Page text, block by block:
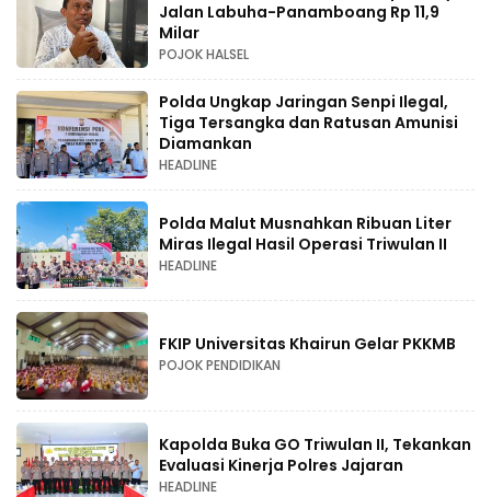
Jalan Labuha-Panamboang Rp 11,9
Milar
POJOK HALSEL
Polda Ungkap Jaringan Senpi Ilegal,
Tiga Tersangka dan Ratusan Amunisi
Diamankan
HEADLINE
Polda Malut Musnahkan Ribuan Liter
Miras Ilegal Hasil Operasi Triwulan II
HEADLINE
FKIP Universitas Khairun Gelar PKKMB
POJOK PENDIDIKAN
Kapolda Buka GO Triwulan II, Tekankan
Evaluasi Kinerja Polres Jajaran
HEADLINE